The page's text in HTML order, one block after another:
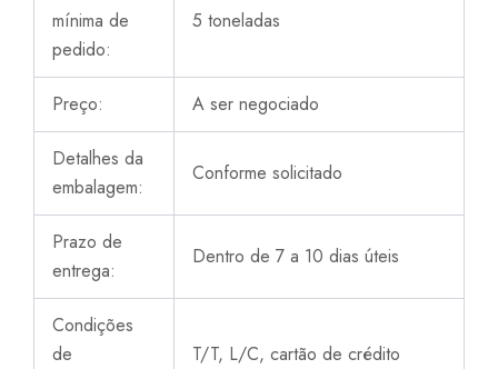
mínima de
pedido:
5 toneladas
Preço: A ser negociado
Detalhes da
embalagem:
Conforme solicitado
Prazo de
entrega:
Dentro de 7 a 10 dias úteis
Condições
de
T/T, L/C, cartão de crédito